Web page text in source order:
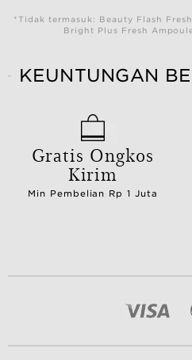
*Tidak termasuk: Beauty Flash
Bright Plus Fresh
KEUNTUNGAN
Gratis Ongkos
Kirim
Min Pembelian Rp 1 Juta